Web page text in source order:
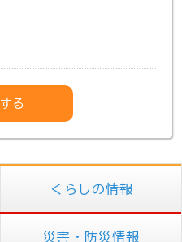
くらしの情報
災害・防災情報